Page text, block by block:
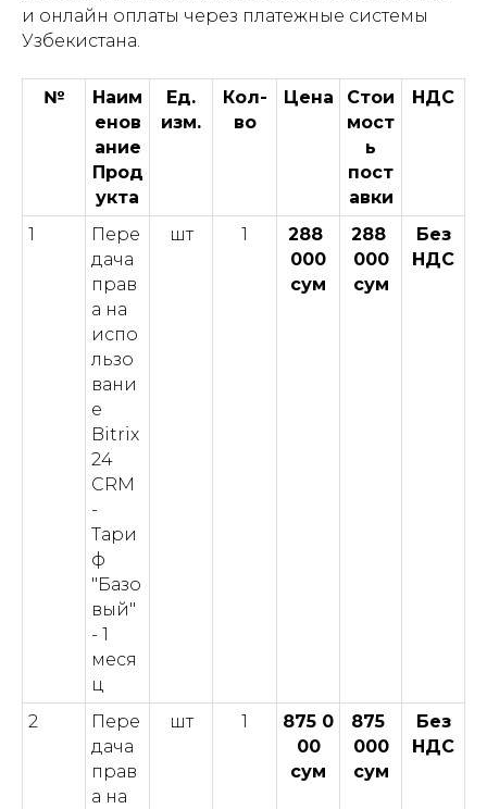
и онлайн оплаты через платежные системы
Узбекистана.
№
Наим
енов
ание
Прод
укта
Ед.
изм.
Кол-
во
Цена
Стои
мост
ь
пост
авки
НДС
1
Пере
дача
прав
а на
испо
льзо
вани
е
Bitrix
24
CRM
-
Тари
ф
"Базо
вый"
- 1
меся
ц
шт 1
288
000
сум
288
000
сум
Без
НДС
2
Пере
дача
прав
а на
шт 1
875 0
00
сум
875
000
сум
Без
НДС